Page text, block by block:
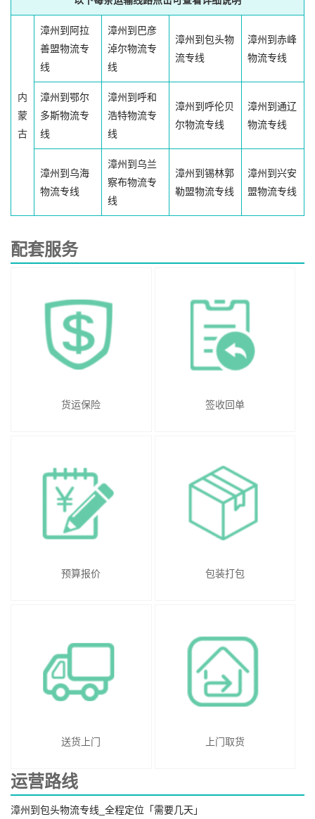
内
蒙
古
漳州到阿拉
善盟物流专
线
漳州到巴彦
淖尔物流专
线
漳州到包头物
流专线
漳州到赤峰
物流专线
漳州到鄂尔
多斯物流专
线
漳州到呼和
浩特物流专
线
漳州到呼伦贝
尔物流专线
漳州到通辽
物流专线
漳州到乌海
物流专线
漳州到乌兰
察布物流专
线
漳州到锡林郭
勒盟物流专线
漳州到兴安
盟物流专线
配套服务
货运保险 签收回单
预算报价 包装打包
送货上门 上门取货
运营路线
漳州到包头物流专线_全程定位「需要几天」